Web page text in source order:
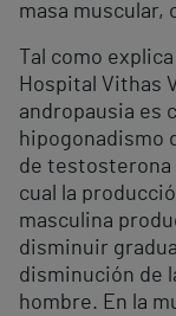
masa muscular,
Tal como
Hospital Vithas
andropausia es
hipogonadismo
de testosterona
cual la
masculina
disminuir
disminución de
hombre. En la